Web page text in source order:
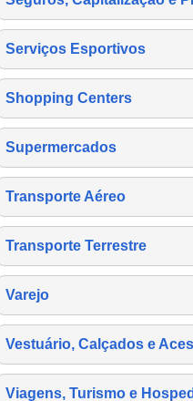
Serviços Esportivos
Shopping Centers
Supermercados
Transporte Aéreo
Transporte Terrestre
Varejo
Vestuário, Calçados e
Viagens, Turismo e